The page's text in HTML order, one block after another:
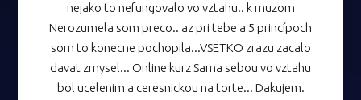
nejako to nefungovalo vo vztahu.. k muzom
Nerozumela som preco.. az pri tebe a 5 princípoch
som to konecne pochopila...VSETKO zrazu zacalo
davat zmysel... Online kurz Sama sebou vo vztahu
bol ucelenim a ceresnickou na torte... Dakujem.